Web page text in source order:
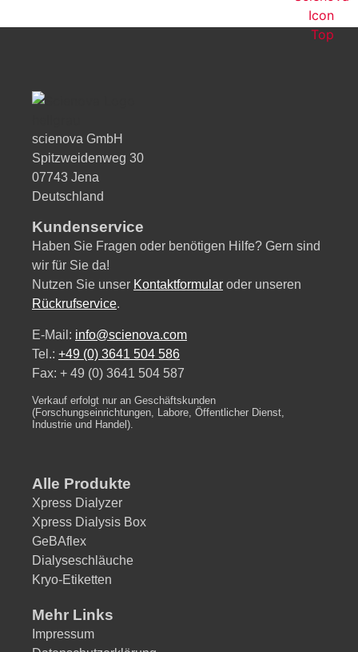
scienova GmbH
Spitzweidenweg 30
07743 Jena
Deutschland
Kundenservice
Haben Sie Fragen oder benötigen Hilfe? Gern sind
wir für Sie da!
Nutzen Sie unser Kontaktformular oder unseren
Rückrufservice.
E-Mail: info@scienova.com
Tel.: +49 (0) 3641 504 586
Fax: + 49 (0) 3641 504 587
Verkauf erfolgt nur an Geschäftskunden
(Forschungseinrichtungen, Labore, Öffentlicher Dienst,
Industrie und Handel).
Alle Produkte
Xpress Dialyzer
Xpress Dialysis Box
GeBAflex
Dialyseschläuche
Kryo-Etiketten
Mehr Links
Impressum